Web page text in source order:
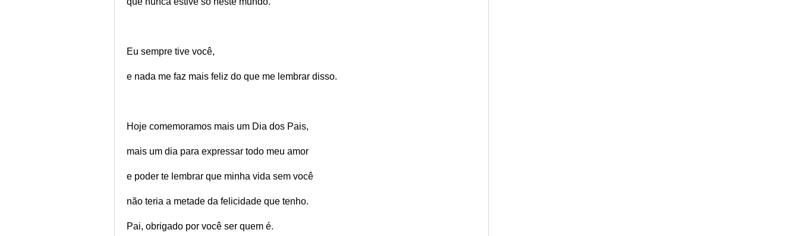
Eu sempre tive você,
e nada me faz mais feliz do que me lembrar disso.
Hoje comemoramos mais um Dia dos Pais,
mais um dia para expressar todo meu amor
e poder te lembrar que minha vida sem você
não teria a metade da felicidade que tenho.
Pai, obrigado por você ser quem é.